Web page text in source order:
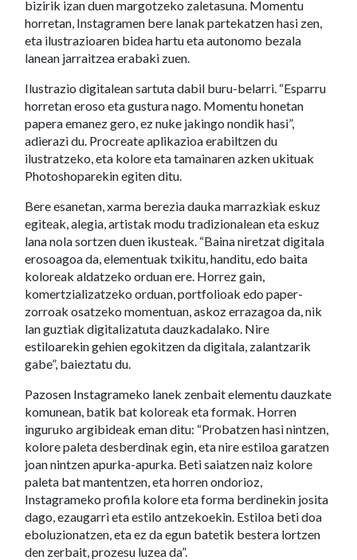
bizirik izan duen margotzeko zaletasuna. Momentu
horretan, Instagramen bere lanak partekatzen hasi zen,
eta ilustrazioaren bidea hartu eta autonomo bezala
lanean jarraitzea erabaki zuen.
Ilustrazio digitalean sartuta dabil buru-belarri. “Esparru
horretan eroso eta gustura nago. Momentu honetan
papera emanez gero, ez nuke jakingo nondik hasi”,
adierazi du. Procreate aplikazioa erabiltzen du
ilustratzeko, eta kolore eta tamainaren azken ukituak
Photoshoparekin egiten ditu.
Bere esanetan, xarma berezia dauka marrazkiak eskuz
egiteak, alegia, artistak modu tradizionalean eta eskuz
lana nola sortzen duen ikusteak. “Baina niretzat digitala
erosoagoa da, elementuak txikitu, handitu, edo baita
koloreak aldatzeko orduan ere. Horrez gain,
komertzializatzeko orduan, portfolioak edo paper-
zorroak osatzeko momentuan, askoz errazagoa da, nik
lan guztiak digitalizatuta dauzkadalako. Nire
estiloarekin gehien egokitzen da digitala, zalantzarik
gabe”, baieztatu du.
Pazosen Instagrameko lanek zenbait elementu dauzkate
komunean, batik bat koloreak eta formak. Horren
inguruko argibideak eman ditu: “Probatzen hasi nintzen,
kolore paleta desberdinak egin, eta nire estiloa garatzen
joan nintzen apurka-apurka. Beti saiatzen naiz kolore
paleta bat mantentzen, eta horren ondorioz,
Instagrameko profila kolore eta forma berdinekin josita
dago, ezaugarri eta estilo antzekoekin. Estiloa beti doa
eboluzionatzen, eta ez da egun batetik bestera lortzen
den zerbait, prozesu luzea da”.